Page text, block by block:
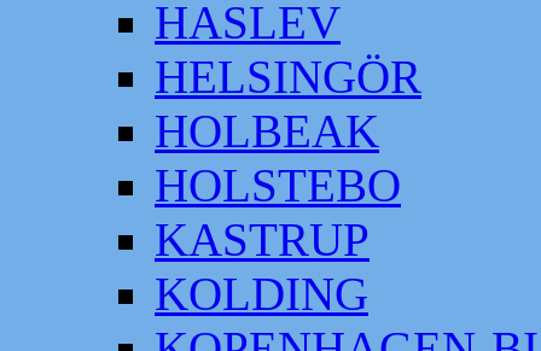
HASLEV
HELSINGÖR
HOLBEAK
HOLSTEBO
KASTRUP
KOLDING